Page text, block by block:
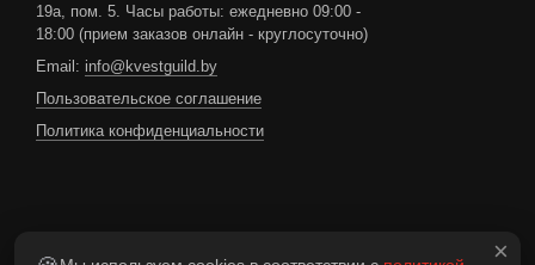
19а, пом. 5. Часы работы: ежедневно 09:00 -
18:00 (прием заказов онлайн - круглосуточно)
Email: info@kvestguild.by
Пользовательское соглашение
Политика конфиденциальности
×